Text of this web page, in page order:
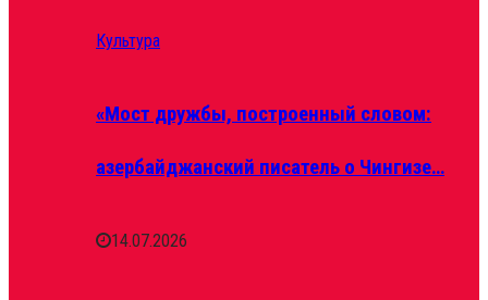
Культура
«Мост дружбы, построенный словом:
азербайджанский писатель о Чингизе…
14.07.2026